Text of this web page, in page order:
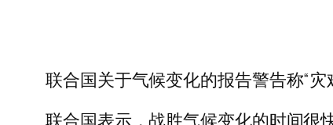
联合国关于气候变化的报告警告称“灾